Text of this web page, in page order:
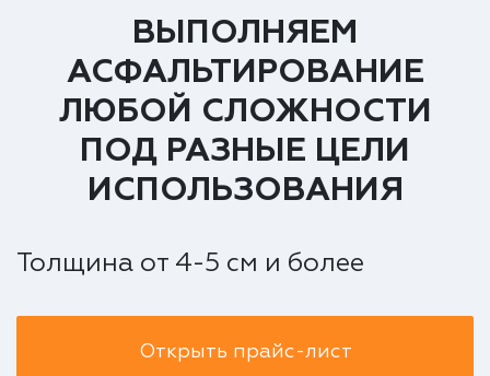
ВЫПОЛНЯЕМ
АСФАЛЬТИРОВАНИЕ
ЛЮБОЙ СЛОЖНОСТИ
ПОД РАЗНЫЕ ЦЕЛИ
ИСПОЛЬЗОВАНИЯ
Толщина от 4-5 см и более
Открыть прайс-лист